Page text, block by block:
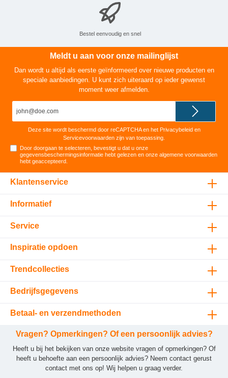
Bestel eenvoudig en snel
Meldt u aan voor onze mailinglijst
Dan wordt u altijd als eerste geïnformeerd over nieuwe producten en
speciale aanbiedingen. U kunt zich uiteraard op ieder gewenst
moment weer afmelden.
Deze site wordt beschermd door reCAPTCHA en het Privacybeleiden
Servicevoorwaarden zijn van toepassing.
Door doorgaan te selecteren, bevestigt u dat u onze
gegevensbeschermingsinformatie hebt gelezen en onzealgemene voorwaarden
hebt geaccepteerd
Klantenservice
Informatief
Service
Inspiratie opdoen
Trendcollecties
Bedrijfsgegevens
Betaal- en verzendmethoden
Vragen? Opmerkingen? Of een persoonlijk advies?
Heeft u bij het bekijken van onze website vragen of opmerkingen? Of
heeft u behoefte aan een persoonlijk advies? Neem contact gerust
contact met ons op! Wij helpen u graag verder.